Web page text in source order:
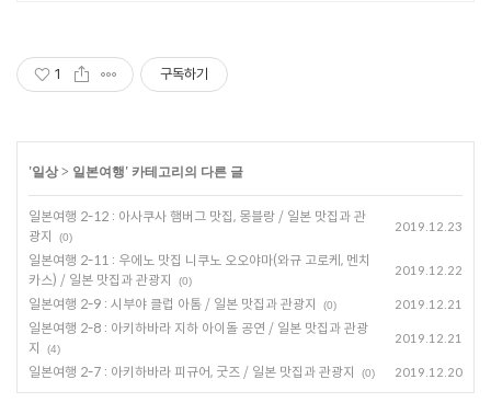
1 구독하기
'일상> 일본여행' 카테고리의 다른 글
일본여행 2-12 : 아사쿠사 햄버그 맛집, 몽블랑 / 일본 맛집과 관
광지
(0)
2019.12.23
일본여행 2-11 : 우에노 맛집 니쿠노 오오야마(와규 고로케, 멘치
카스) / 일본 맛집과 관광지
(0)
2019.12.22
일본여행 2-9 : 시부야 클럽 아톰 / 일본 맛집과 관광지 (0) 2019.12.21
일본여행 2-8 : 아키하바라 지하 아이돌 공연 / 일본 맛집과 관광
지
(4)
2019.12.21
일본여행 2-7 : 아키하바라 피규어, 굿즈 / 일본 맛집과 관광지 (0) 2019.12.20